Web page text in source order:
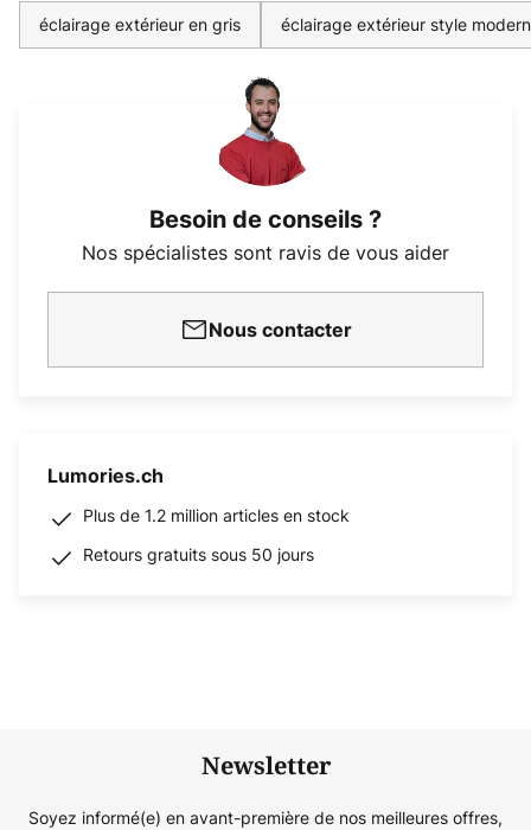
éclairage extérieur en gris éclairage extérieur style
Besoin de conseils ?
Nos spécialistes sont ravis de vous aider
Nous contacter
Lumories.ch
Plus de 1.2 million articles en stock
Retours gratuits sous 50 jours
Newsletter
Soyez informé(e) en avant-première de nos meilleures offres,